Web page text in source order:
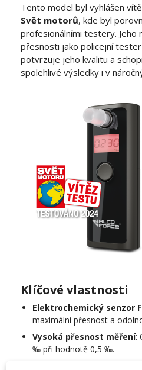
Tento model byl vyhlášen
Svět motorů, kde byl
profesionálními testery. Jeho
přesnosti jako policejní tester
potvrzuje jeho kvalitu a
spolehlivé výsledky i v
Klíčové vlastnosti
Elektrochemický senzor
maximální přesnost a
Vysoká přesnost měření:
‰ při hodnotě 0,5 ‰.